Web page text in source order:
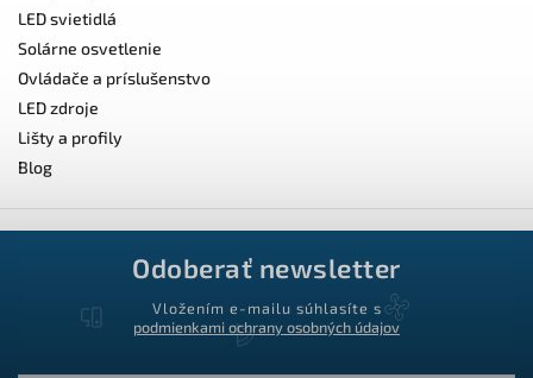
LED svietidlá
Solárne osvetlenie
Ovládače a príslušenstvo
LED zdroje
Lišty a profily
Blog
Odoberať newsletter
Vložením e-mailu súhlasíte s
podmienkami ochrany osobných údajov